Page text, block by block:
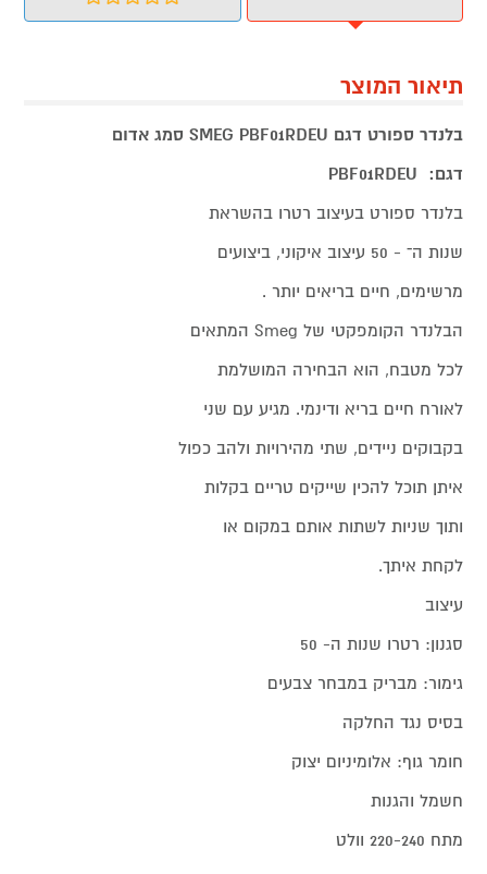
תיאור המוצר
בלנדר ספורט דגם SMEG PBF01RDEU סמג אדום
דגם: PBF01RDEU
בלנדר ספורט בעיצוב רטרו בהשראת
שנות ה־ - 50 עיצוב איקוני, ביצועים
מרשימים, חיים בריאים יותר .
הבלנדר הקומפקטי של Smeg המתאים
לכל מטבח, הוא הבחירה המושלמת
לאורח חיים בריא ודינמי. מגיע עם שני
בקבוקים ניידים, שתי מהירויות ולהב כפול
איתן תוכל להכין שייקים טריים בקלות
ותוך שניות לשתות אותם במקום או
לקחת איתך.
עיצוב
סגנון: רטרו שנות ה- 50
גימור: מבריק במבחר צבעים
בסיס נגד החלקה
חומר גוף: אלומיניום יצוק
חשמל והגנות
מתח 220-240 וולט